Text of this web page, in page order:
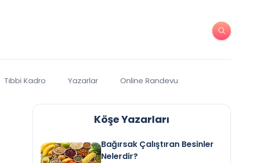
Tıbbi Kadro Yazarlar Online Randevu
Köşe Yazarları
Bağırsak Çalıştıran Besinler
Nelerdir?